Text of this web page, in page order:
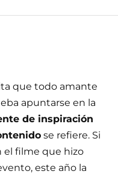
que todo amante
apuntarse en la
de inspiración
se refiere. Si
el filme que hizo
este año la